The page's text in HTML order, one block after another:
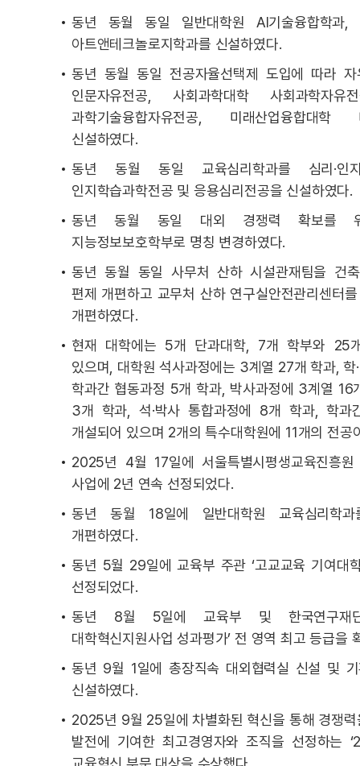
동년 동월 동일 일반대학원 AI기술융합학과,
아트앤테크놀로지학과를 신설하였다.
동년 동월 동일 전공자율선택제 도입에 따라
인문자유전공, 사회과학대학 사회과학자유
과학기술융합자유전공, 미래산업융합대학
신설하였다.
동년 동월 동일 교육심리학과를 심리·인지
인지학습과학전공 및 응용심리전공을 신설하였다.
동년 동월 동일 대외 경쟁력 확보를 위
지능정보보호학부로 명칭 변경하였다.
동년 동월 동일 사무처 산하 시설관재팀을 건
편제 개편하고 교무처 산하 연구실안전관리센터
개편하였다.
현재 대학에는 5개 단과대학, 7개 학부와 25
있으며, 대학원 석사과정에는 3계열 27개 학과, 학
학과간 협동과정 5개 학과, 박사과정에 3계열 16
3개 학과, 석·박사 통합과정에 8개 학과, 학과
개설되어 있으며 2개의 특수대학원에 11개의 전공
2025년 4월 17일에 서울특별시평생교육진흥원
사업에 2년 연속 선정되었다.
동년 동월 18일에 일반대학원 교육심리학과
개편하였다.
동년 5월 29일에 교육부 주관 ‘고교교육 기여대
선정되었다.
동년 8월 5일에 교육부 및 한국연구재
대학혁신지원사업 성과평가’ 전 영역 최고 등급을
동년 9월 1일에 총장직속 대외협력실 신설 및
신설하였다.
2025년 9월 25일에 차별화된 혁신을 통해 경쟁력
발전에 기여한 최고경영자와 조직을 선정하는